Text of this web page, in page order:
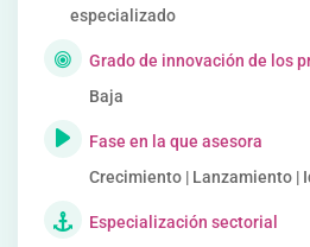
especializado
Grado de innovación de los
Baja
Fase en la que asesora
Crecimiento | Lanzamiento |
Especialización sectorial